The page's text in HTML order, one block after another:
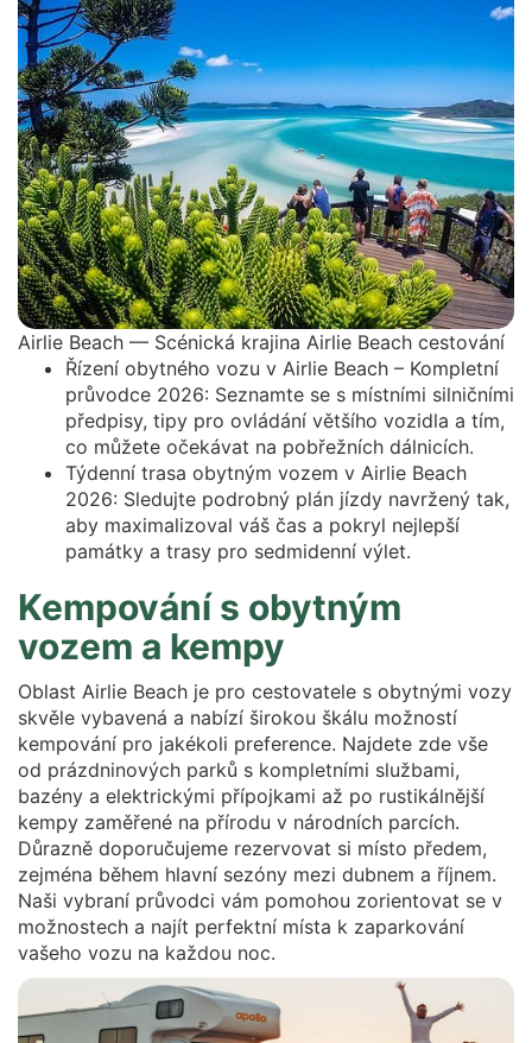
Airlie Beach — Scénická krajina Airlie Beach cestování
Řízení obytného vozu v Airlie Beach – Kompletní
průvodce 2026: Seznamte se s místními silničními
předpisy, tipy pro ovládání většího vozidla a tím,
co můžete očekávat na pobřežních dálnicích.
Týdenní trasa obytným vozem v Airlie Beach
2026: Sledujte podrobný plán jízdy navržený tak,
aby maximalizoval váš čas a pokryl nejlepší
památky a trasy pro sedmidenní výlet.
Kempování s obytným
vozem a kempy
Oblast Airlie Beach je pro cestovatele s obytnými vozy
skvěle vybavená a nabízí širokou škálu možností
kempování pro jakékoli preference. Najdete zde vše
od prázdninových parků s kompletními službami,
bazény a elektrickými přípojkami až po rustikálnější
kempy zaměřené na přírodu v národních parcích.
Důrazně doporučujeme rezervovat si místo předem,
zejména během hlavní sezóny mezi dubnem a říjnem.
Naši vybraní průvodci vám pomohou zorientovat se v
možnostech a najít perfektní místa k zaparkování
vašeho vozu na každou noc.